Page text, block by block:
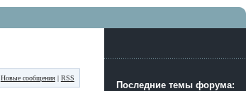
Новые сообщения| RSS
Последние темы форума: